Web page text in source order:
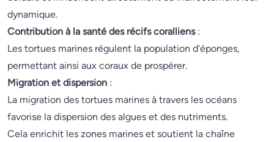
dynamique.
Contribution à la santé des récifs coralliens:
Les tortues marines régulent la population d'éponges,
permettant ainsi aux coraux de prospérer.
Migration et dispersion :
La migration des tortues marines à travers les océans
favorise la dispersion des algues et des nutriments.
Cela enrichit les zones marines et soutient la chaîne